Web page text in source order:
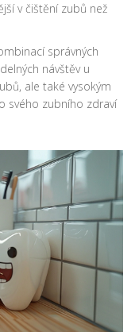
v čištění zubů než
správných
návštěv u
ale také vysokým
svého zubního zdraví